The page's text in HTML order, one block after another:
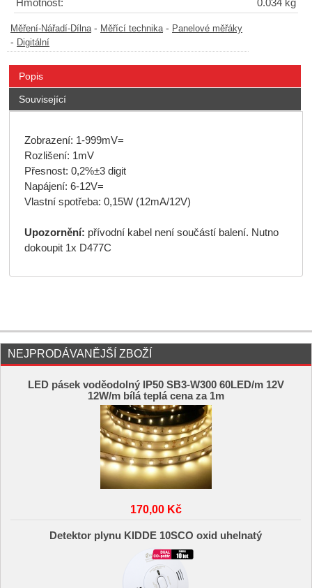
Hmotnost:
0.034 kg
Měření-Nářadí-Dílna - Měřící technika - Panelové měřáky
- Digitální
Popis
Související
Zobrazení: 1-999mV=
Rozlišení: 1mV
Přesnost: 0,2%±3 digit
Napájení: 6-12V=
Vlastní spotřeba: 0,15W (12mA/12V)
Upozornění: přívodní kabel není součástí balení. Nutno
dokoupit 1x D477C
NEJPRODÁVANĚJŠÍ ZBOŽÍ
LED pásek voděodolný IP50 SB3-W300 60LED/m 12V
12W/m bílá teplá cena za 1m
170,00 Kč
Detektor plynu KIDDE 10SCO oxid uhelnatý